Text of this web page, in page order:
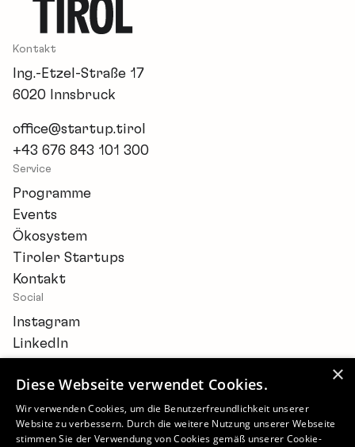
Kontakt
Ing.-Etzel-Straße 17
6020 Innsbruck
office@startup.tirol
+43 676 843 101 300
Service
Programme
Events
Ökosystem
Tiroler Startups
Kontakt
Social
Instagram
LinkedIn
Newsletter
×
Diese Webseite verwendet Cookies.
Wir verwenden Cookies, um die Benutzerfreundlichkeit unserer
Website zu verbessern. Durch die weitere Nutzung unserer Webseite
stimmen Sie der Verwendung von Cookies gemäß unserer Cookie-